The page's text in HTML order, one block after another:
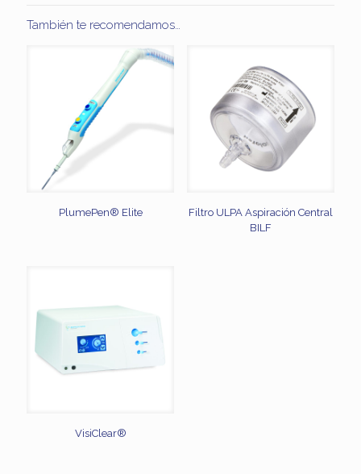
También te recomendamos…
PlumePen® Elite
Filtro ULPA Aspiración Central
BILF
VisiClear®